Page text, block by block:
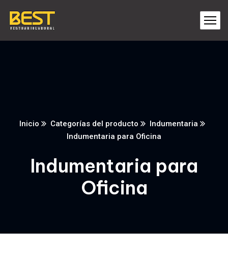
Inicio Categorías del producto
Indumentaria
Indumentaria para Oficina
Indumentaria para
Oficina